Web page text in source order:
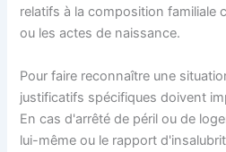
relatifs à la composition familiale
ou les actes de naissance.
Pour faire reconnaître une
justificatifs spécifiques doivent
En cas d'arrêté de péril ou de
lui-même ou le rapport